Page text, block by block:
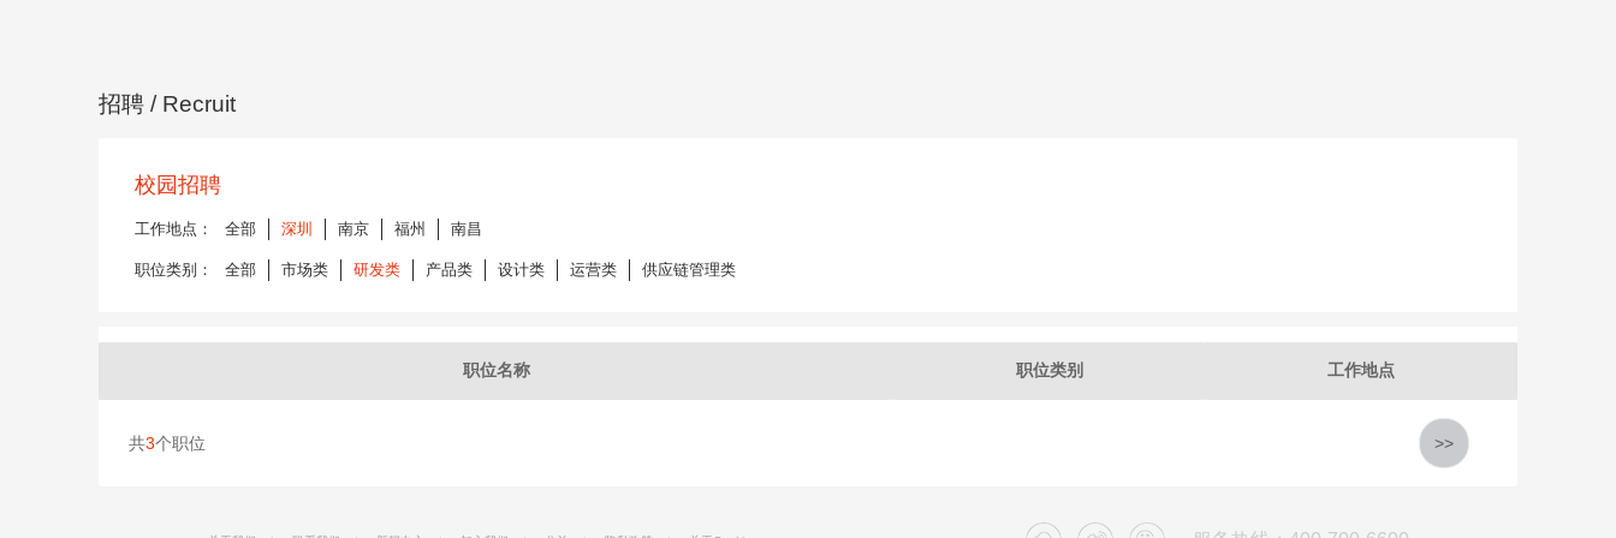
招聘 / Recruit
校园招聘
工作地点： 全部 深圳 南京 福州 南昌
职位类别： 全部 市场类 研发类 产品类 设计类 运营类 供应链管理类
职位名称 职位类别 工作地点
共3个职位 >>